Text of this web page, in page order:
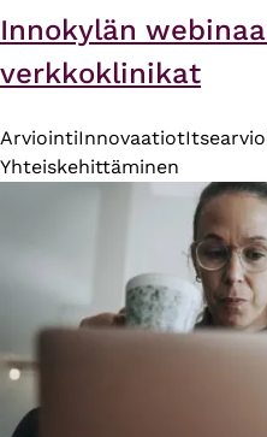
Innokylän
verkkoklinikat
ArviointiInnovaatiot
Yhteiskehittäminen